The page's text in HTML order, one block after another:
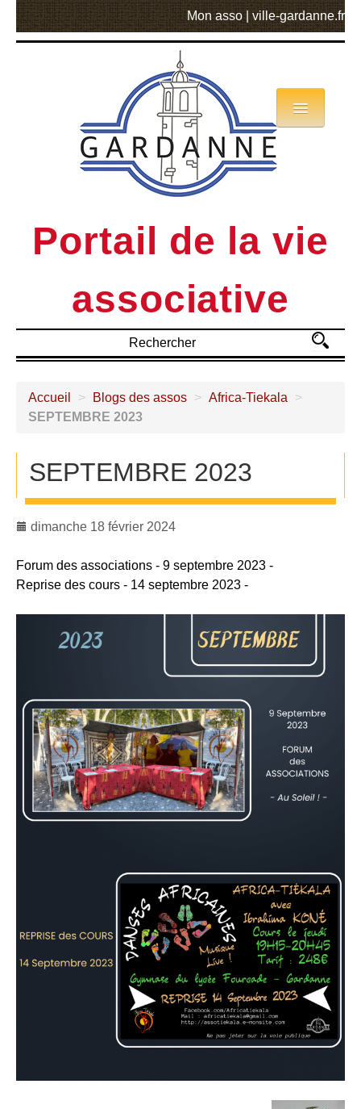
Mon asso ville-gardanne.fr
Portail de la vie
associative
Annuaire
Actualités
MVA
Accueil > Blogs des assos > Africa-Tiekala
>
SEPTEMBRE 2023
SEPTEMBRE 2023
dimanche 18 février 2024
Forum des associations - 9 septembre 2023 -
Reprise des cours - 14 septembre 2023 -